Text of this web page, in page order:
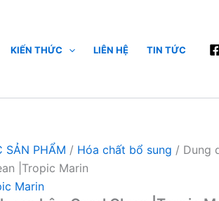
KIẾN THỨC LIÊN HỆ TIN TỨC
SẢN PHẨM / Hóa chất bổ sung / Dung
|Tropic Marin
Marin